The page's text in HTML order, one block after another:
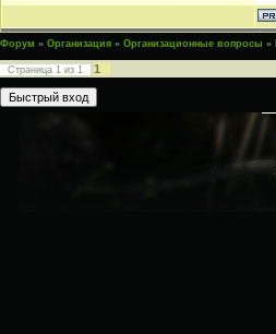
Форум » Организация » Организационные вопросы »
Страница 1 из 1 1